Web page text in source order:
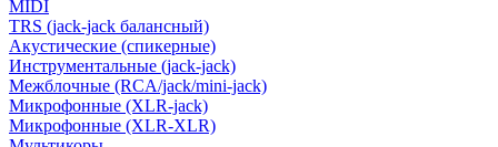
MIDI
TRS (jack-jack балансный)
Акустические (спикерные)
Инструментальные (jack-jack)
Межблочные (RCA/jack/mini-jack)
Микрофонные (XLR-jack)
Микрофонные (XLR-XLR)